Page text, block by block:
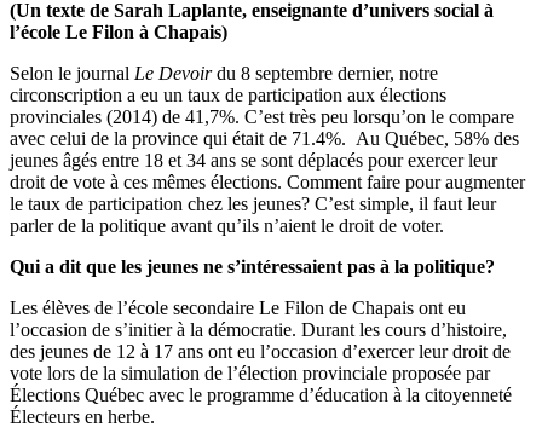
(Un texte de Sarah Laplante, enseignante d’univers social à
l’école Le Filon à Chapais)
Selon le journal Le Devoirdu 8 septembre dernier, notre
circonscription a eu un taux de participation aux élections
provinciales (2014) de 41,7%. C’est très peu lorsqu’on le compare
avec celui de la province qui était de 71.4%. Au Québec, 58% des
jeunes âgés entre 18 et 34 ans se sont déplacés pour exercer leur
droit de vote à ces mêmes élections. Comment faire pour augmenter
le taux de participation chez les jeunes? C’est simple, il faut leur
parler de la politique avant qu’ils n’aient le droit de voter.
Qui a dit que les jeunes ne s’intéressaient pas à la politique?
Les élèves de l’école secondaire Le Filon de Chapais ont eu
l’occasion de s’initier à la démocratie. Durant les cours d’histoire,
des jeunes de 12 à 17 ans ont eu l’occasion d’exercer leur droit de
vote lors de la simulation de l’élection provinciale proposée par
Élections Québec avec le programme d’éducation à la citoyenneté
Électeurs en herbe.